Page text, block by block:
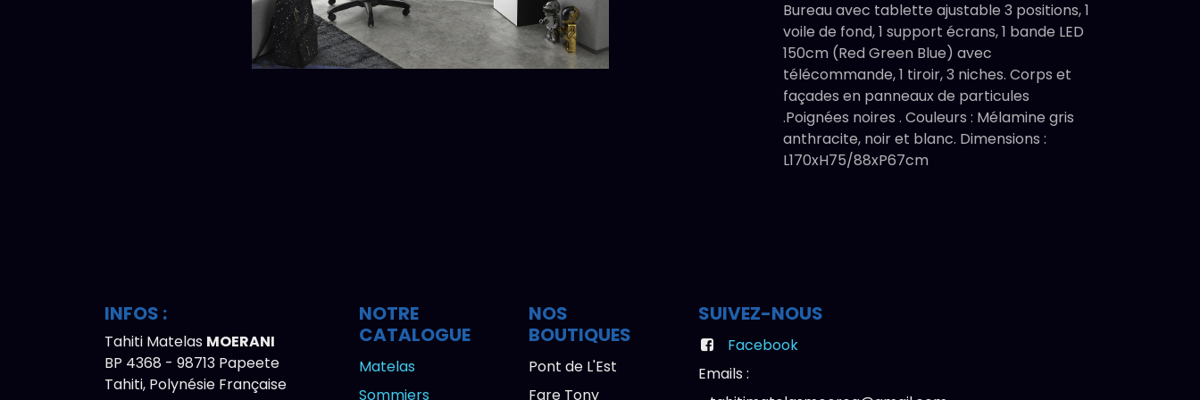
Bureau avec tablette ajustable 3 positions, 1
voile de fond, 1 support écrans, 1 bande LED
150cm (Red Green Blue) avec
télécommande, 1 tiroir, 3 niches. Corps et
façades en panneaux de particules
.Poignées noires . Couleurs : Mélamine gris
anthracite, noir et blanc. Dimensions :
L170xH75/88xP67cm
INFOS :
Tahiti Matelas MOERANI
BP 4368 - 98713 Papeete
Tahiti, Polynésie Française
NOTRE
CATALOGUE
Matelas
Sommiers
NOS
BOUTIQUES
Pont de L'Est
Fare Tony
SUIVEZ-NOUS
Facebook
Emails :